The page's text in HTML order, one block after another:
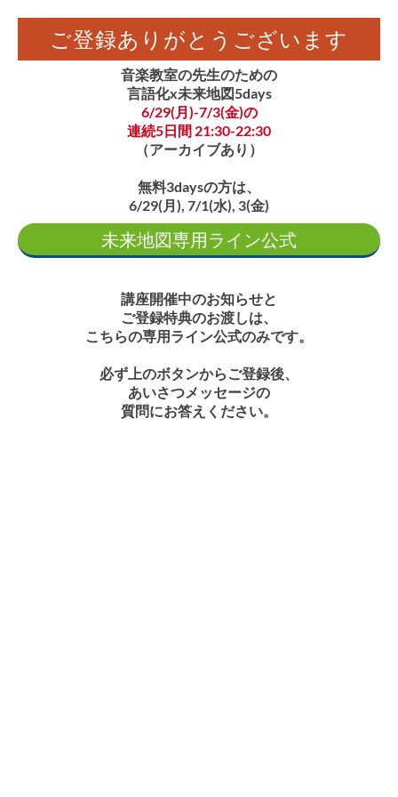
ご登録ありがとうございます
音楽教室の先生のための
言語化x未来地図5days
6/29(月)-7/3(金)の
連続5日間 21:30-22:30
（アーカイブあり）
無料3daysの方は、
6/29(月), 7/1(水), 3(金)
未来地図専用ライン公式
講座開催中のお知らせと
ご登録特典のお渡しは、
こちらの専用ライン公式のみです。
必ず上のボタンからご登録後、
あいさつメッセージの
質問にお答えください。